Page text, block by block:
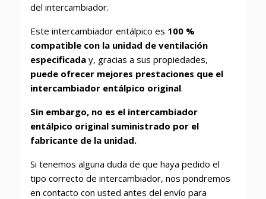
del intercambiador.
Este intercambiador entálpico es 100 %
compatible con la unidad de ventilación
especificada y, gracias a sus propiedades,
puede ofrecer mejores prestaciones que el
intercambiador entálpico original.
Sin embargo, no es el intercambiador
entálpico original suministrado por el
fabricante de la unidad.
Si tenemos alguna duda de que haya pedido el
tipo correcto de intercambiador, nos pondremos
en contacto con usted antes del envío para